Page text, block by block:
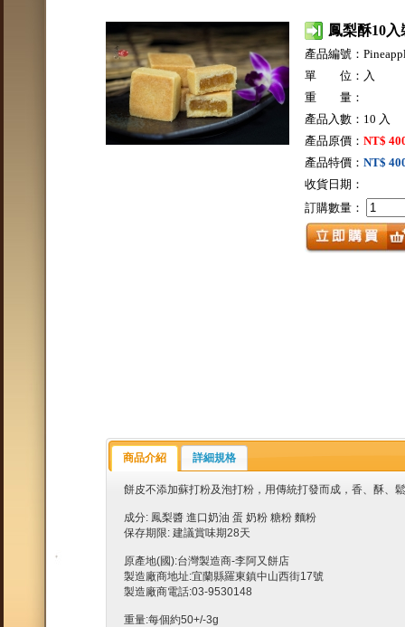
鳳梨酥10入
產品編號：
單 位：入
重 量：
產品入數：10 入
產品原價： NT$
產品特價： NT$
收貨日期：
訂購數量：
商品介紹 詳細規格
餅皮不添加蘇打粉及泡打粉，用傳統打發而成，香、酥、
成分: 鳳梨醬 進口奶油 蛋 奶粉 糖粉 麵粉
保存期限: 建議賞味期28天
原產地(國):台灣製造商-李阿又餅店
製造廠商地址:宜蘭縣羅東鎮中山西街17號
製造廠商電話:03-9530148
重量:每個約50+/-3g